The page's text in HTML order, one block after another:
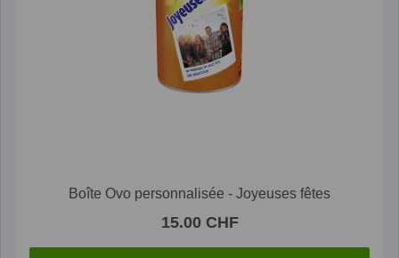
Boîte Ovo personnalisée - Joyeuses fêtes
15.00 CHF